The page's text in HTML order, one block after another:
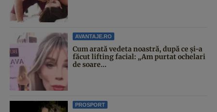
AVANTAJE.RO
Cum arată vedeta noastră, după ce și-a
făcut lifting facial: „Am purtat ochelari
de soare...
PROSPORT